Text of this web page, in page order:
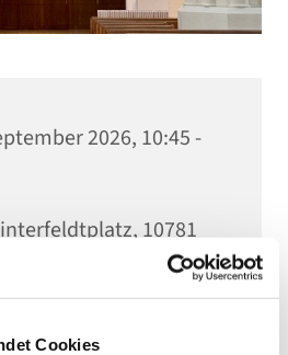
Cookies
2026, 10:45 -
10781